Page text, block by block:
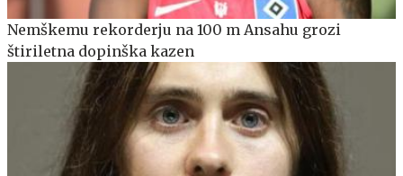
Nemškemu rekorderju na 100 m Ansahu grozi
štiriletna dopinška kazen